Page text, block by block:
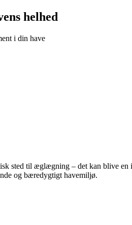
helhed
i din have
sted til æglægning – det kan blive
og bæredygtigt havemiljø.